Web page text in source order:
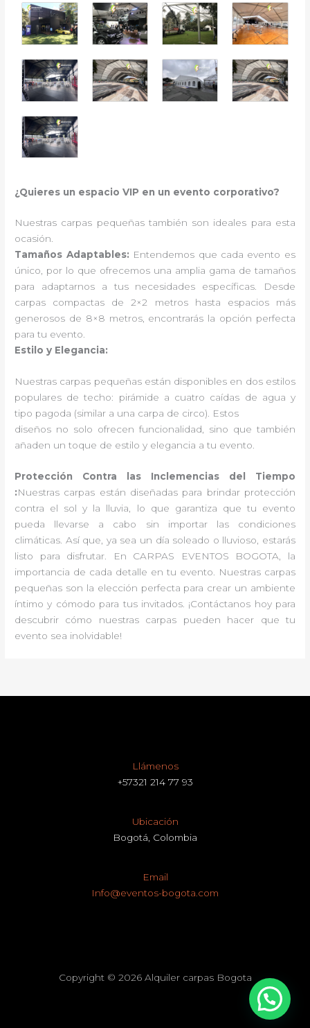
¿Quieres un espacio VIP en un evento corporativo?
Nuestras carpas pequeñas también son ideales para esta
ocasión.
Tamaños Adaptables: Entendemos que cada evento es
único, por lo que ofrecemos una amplia gama de tamaños
para adaptarnos a tus necesidades específicas. Desde
carpas compactas de 2×2 metros hasta espacios más
generosos de 8×8 metros, encontrarás la opción perfecta
para tu evento.
Estilo y Elegancia:
Nuestras carpas pequeñas están disponibles en dos estilos
populares de techo: pirámide a cuatro caídas de agua y
tipo pagoda (similar a una carpa de circo). Estos
diseños no solo ofrecen funcionalidad, sino que también
añaden un toque de estilo y elegancia a tu evento.
Protección Contra las Inclemencias del Tiempo
:Nuestras carpas están diseñadas para brindar protección
contra el sol y la lluvia, lo que garantiza que tu evento
pueda llevarse a cabo sin importar las condiciones
climáticas. Así que, ya sea un día soleado o lluvioso, estarás
listo para disfrutar. En CARPAS EVENTOS BOGOTA, la
importancia de cada detalle en tu evento. Nuestras carpas
pequeñas son la elección perfecta para crear un ambiente
íntimo y cómodo para tus invitados. ¡Contáctanos hoy para
descubrir cómo nuestras carpas pueden hacer que tu
evento sea inolvidable!
Llámenos
+57321 214 77 93
Ubicación
Bogotá, Colombia
Email
Info@eventos-bogota.com
Copyright © 2026 Alquiler carpas Bogota